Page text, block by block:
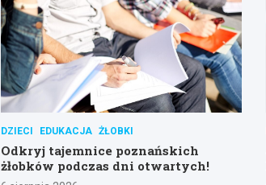
DZIECI EDUKACJA ŻŁOBKI
Odkryj tajemnice poznańskich
żłobków podczas dni otwartych!